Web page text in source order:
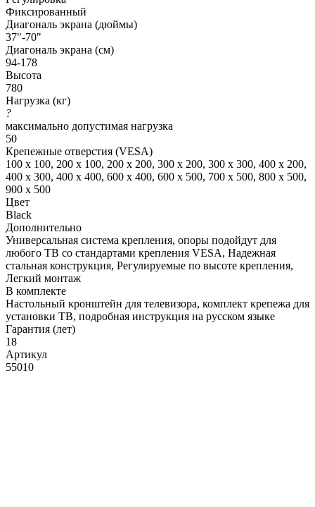
Фиксированный
Диагональ экрана (дюймы)
37"-70"
Диагональ экрана (см)
94-178
Высота
780
Нагрузка (кг)
?
максимально допустимая нагрузка
50
Крепежные отверстия (VESA)
100 x 100, 200 x 100, 200 x 200, 300 x 200, 300 x 300, 400 x 200,
400 x 300, 400 x 400, 600 x 400, 600 x 500, 700 x 500, 800 x 500,
900 x 500
Цвет
Black
Дополнительно
Универсальная система крепления, опоры подойдут для
любого ТВ со стандартами крепления VESA, Надежная
стальная конструкция, Регулируемые по высоте крепления,
Легкий монтаж
В комплекте
Настольный кронштейн для телевизора, комплект крепежа для
установки ТВ, подробная инструкция на русском языке
Гарантия (лет)
18
Артикул
55010